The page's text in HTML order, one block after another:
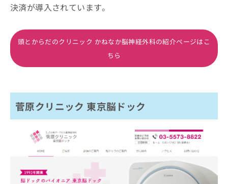
決済が導入されています。
頭とからだのクリニック かねなか脳神経外科の紹介ページはこ
ちら
菅原クリニック 東京脳ドック